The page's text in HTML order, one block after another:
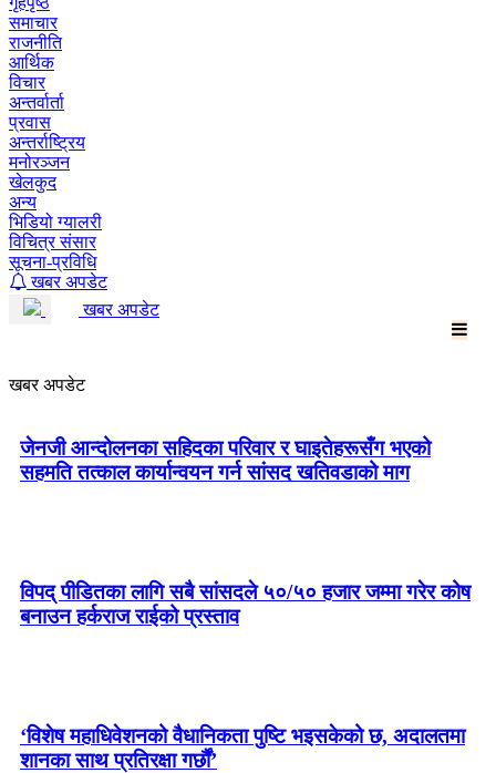
समाचार
राजनीति
आर्थिक
विचार
अन्तर्वार्ता
प्रवास
अन्तर्राष्ट्रिय
मनोरञ्जन
खेलकुद
अन्य
भिडियो ग्यालरी
विचित्र संसार
सूचना-प्रविधि
खबर अपडेट
खबर अपडेट
खबर अपडेट
जेनजी आन्दोलनका सहिदका परिवार र घाइतेहरूसँग भएको
सहमति तत्काल कार्यान्वयन गर्न सांसद खतिवडाको माग
विपद् पीडितका लागि सबै सांसदले ५०/५० हजार जम्मा गरेर कोष
बनाउन हर्कराज राईको प्रस्ताव
‘विशेष महाधिवेशनको वैधानिकता पुष्टि भइसकेको छ, अदालतमा
शानका साथ प्रतिरक्षा गर्छौं’